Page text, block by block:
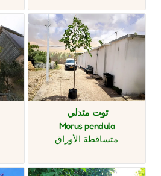
توت متدلي
Morus pendula
متساقطة الأوراق